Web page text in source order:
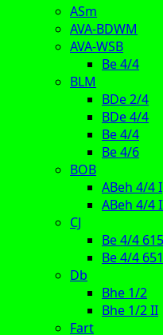
ASm
AVA-BDWM
AVA-WSB
Be 4/4
BLM
BDe 2/4
BDe 4/4
Be 4/4
Be 4/6
BOB
ABeh 4/4 I
ABeh 4/4
CJ
Be 4/4
Be 4/4
Db
Bhe 1/2
Bhe 1/2 II
Fart